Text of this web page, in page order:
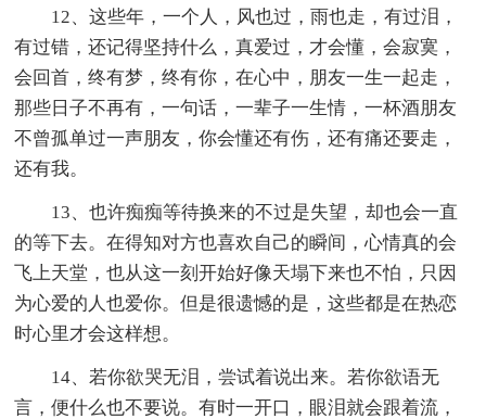
12、这些年，一个人，风也过，雨也走，有过泪，
有过错，还记得坚持什么，真爱过，才会懂，会寂寞，
会回首，终有梦，终有你，在心中，朋友一生一起走，
那些日子不再有，一句话，一辈子一生情，一杯酒朋友
不曾孤单过一声朋友，你会懂还有伤，还有痛还要走，
还有我。
13、也许痴痴等待换来的不过是失望，却也会一直
的等下去。在得知对方也喜欢自己的瞬间，心情真的会
飞上天堂，也从这一刻开始好像天塌下来也不怕，只因
为心爱的人也爱你。但是很遗憾的是，这些都是在热恋
时心里才会这样想。
14、若你欲哭无泪，尝试着说出来。若你欲语无
言，便什么也不要说。有时一开口，眼泪就会跟着流，